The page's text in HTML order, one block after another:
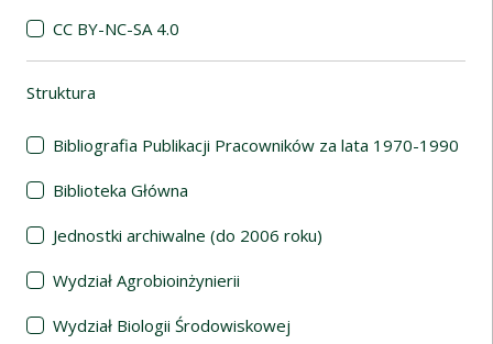
CC BY-NC-SA 4.0
Struktura
Bibliografia Publikacji Pracowników za lata 1970-1990
Biblioteka Główna
Jednostki archiwalne (do 2006 roku)
Wydział Agrobioinżynierii
Wydział Biologii Środowiskowej